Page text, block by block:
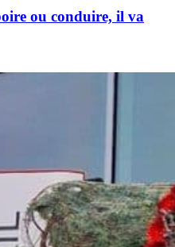
ou conduire, il va